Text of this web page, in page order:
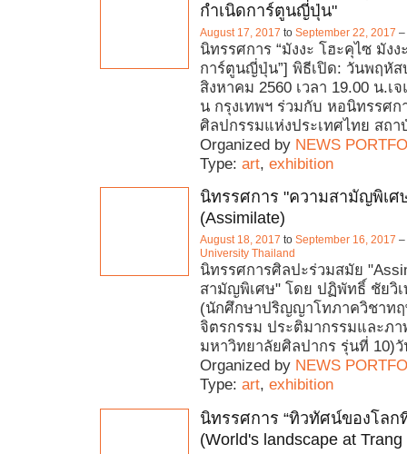
กำเนิดการ์ตูนญี่ปุ่น"
August 17, 2017 to September 22, 2017 –
นิทรรศการ “มังงะ โฮะคุไซ มัง
การ์ตูนญี่ปุ่น”] พิธีเปิด: วันพฤหัส
สิงหาคม 2560 เวลา 19.00 น.เ
น กรุงเทพฯ ร่วมกับ หอนิทรรศก
ศิลปกรรมแห่งประเทศไทย สถ
Organized by NEWS
Type: art, exhibition
นิทรรศการ "ความสามัญพิเศ
(Assimilate)
August 18, 2017 to September 16, 2017 –
University Thailand
นิทรรศการศิลปะร่วมสมัย
สามัญพิเศษ" โดย ปฏิพัทธิ์ ชัยวิ
(นักศึกษาปริญญาโทภาควิชาท
จิตรกรรม ประติมากรรมและภ
มหาวิทยาลัยศิลปากร รุ่นที่ 10)
Organized by NEWS
Type: art, exhibition
นิทรรศการ “ทิวทัศน์ของโลก
(World's landscape at